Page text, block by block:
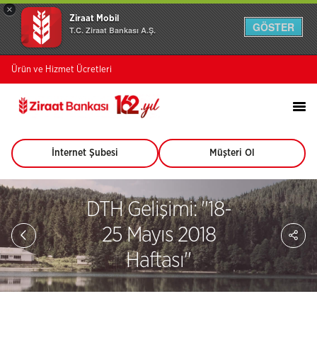
×
Ziraat Mobil
T.C. Ziraat Bankası A.Ş. GÖSTER
Ürün ve Hizmet Ücretleri
İnternet Şubesi
(Bu
sayfa
yeni
pencerede
açılacaktır)
Müşteri Ol
(Bu
sayfa
yeni
pencerede
açılacaktır)
DTH Gelişimi: ''18-
25 Mayıs 2018
Haftası''